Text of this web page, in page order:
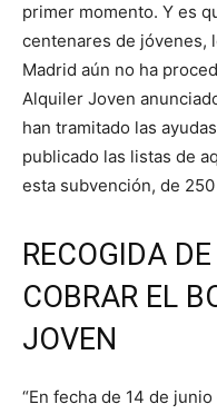
primer momento. Y es
centenares de jóvenes,
Madrid aún no ha
Alquiler Joven
han tramitado las
publicado las listas de
esta subvención, de
RECOGIDA
COBRAR EL
JOVEN
“En fecha de 14 de